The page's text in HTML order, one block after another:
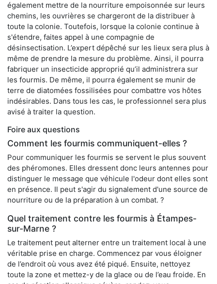
également mettre de la nourriture empoisonnée sur leurs
chemins, les ouvrières se chargeront de la distribuer à
toute la colonie. Toutefois, lorsque la colonie continue à
s'étendre, faites appel à une compagnie de
désinsectisation. L’expert dépêché sur les lieux sera plus à
même de prendre la mesure du problème. Ainsi, il pourra
fabriquer un insecticide approprié qu’il administrera sur
les fourmis. De même, il pourra également se munir de
terre de diatomées fossilisées pour combattre vos hôtes
indésirables. Dans tous les cas, le professionnel sera plus
avisé à traiter la question.
Foire aux questions
Comment les fourmis communiquent-elles ?
Pour communiquer les fourmis se servent le plus souvent
des phéromones. Elles dressent donc leurs antennes pour
distinguer le message que véhicule l'odeur dont elles sont
en présence. Il peut s'agir du signalement d'une source de
nourriture ou de la préparation à un combat. ?
Quel traitement contre les fourmis à Étampes-
sur-Marne ?
Le traitement peut alterner entre un traitement local à une
véritable prise en charge. Commencez par vous éloigner
de l’endroit où vous avez été piqué. Ensuite, nettoyez
toute la zone et mettez-y de la glace ou de l’eau froide. En